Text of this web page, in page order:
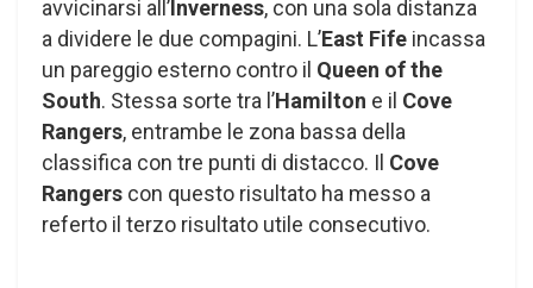
avvicinarsi all’ Inverness, con una sola distanza
a dividere le due compagini. L’East Fife incassa
un pareggio esterno contro il Queen of the
South. Stessa sorte tra l’Hamilton e il Cove
Rangers, entrambe le zona bassa della
classifica con tre punti di distacco. Il Cove
Rangers con questo risultato ha messo a
referto il terzo risultato utile consecutivo.